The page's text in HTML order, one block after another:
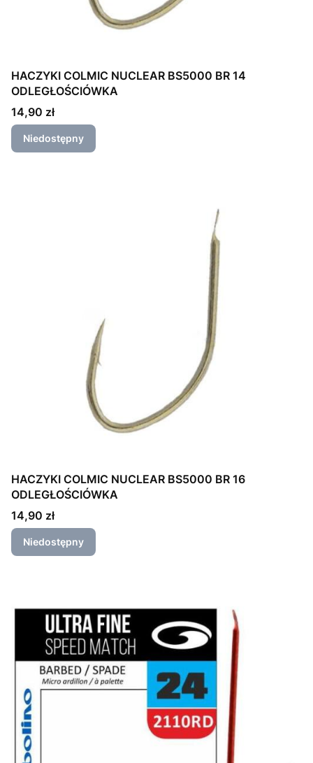
HACZYKI COLMIC NUCLEAR BS5000 BR 14
ODLEGŁOŚCIÓWKA
Cena
14,90 zł
Niedostępny
HACZYKI COLMIC NUCLEAR BS5000 BR 16
ODLEGŁOŚCIÓWKA
Cena
14,90 zł
Niedostępny